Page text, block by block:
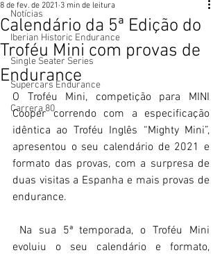
Notícias
Iberian Historic Endurance
Single Seater Series
Supercars Endurance
Carrera 80
Calendário da 5ª Edição do
Troféu Mini com provas de
Endurance
8 de fev. de 2021 3 min de leitura
O Troféu Mini, competição para MINI
Cooper correndo com a especificação
idêntica ao Troféu Inglês “Mighty Mini”,
apresentou o seu calendário de 2021 e
formato das provas, com a surpresa de
duas visitas a Espanha e mais provas de
endurance.
evoluiu o seu calendário e formato,